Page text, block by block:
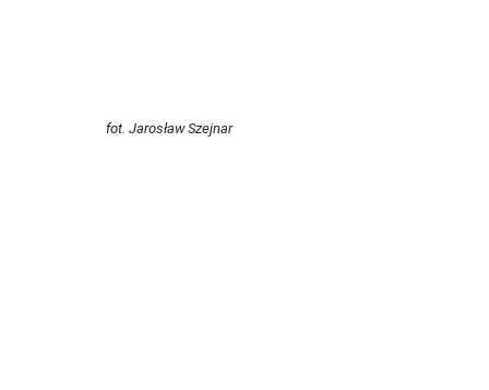
fot. Jarosław Szejnar